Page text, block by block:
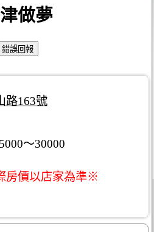
做夢
路163號
～30000
房價以店家為準※